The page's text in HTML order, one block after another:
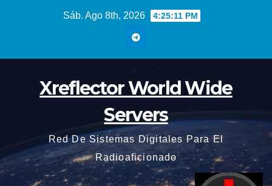
Sáb. Ago 8th, 2026 4:25:12 PM
Xreflector World Wide
Servers
Red De Sistemas Digitales Para El
Radioaficionado